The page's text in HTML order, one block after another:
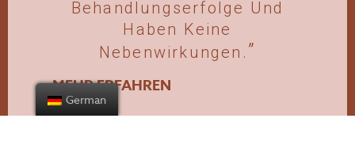
Behandlungserfolge Und
Haben Keine
Nebenwirkungen.
MEHR ERFAHREN
German